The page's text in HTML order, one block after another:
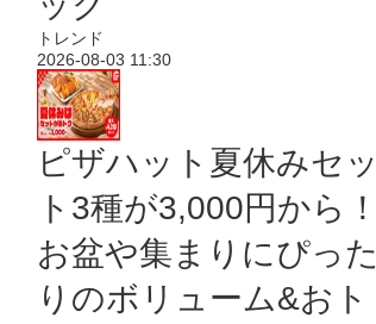
トレンド
2026-08-03 11:30
ピザハット夏休みセッ
ト3種が3,000円から！
お盆や集まりにぴった
りのボリューム&おト